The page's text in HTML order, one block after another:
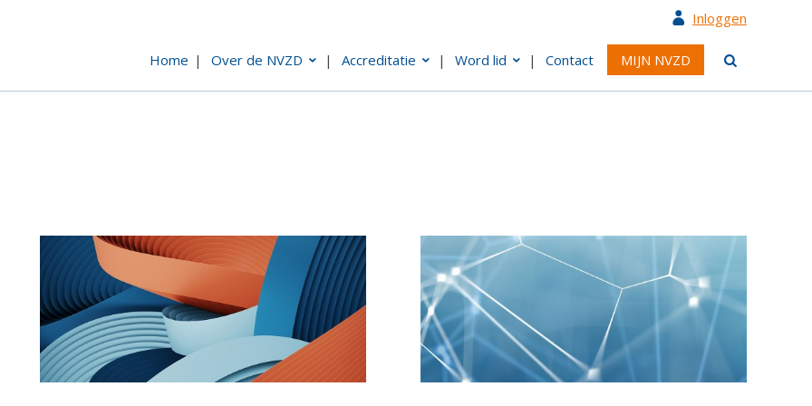
Inloggen
Home Over de NVZD Accreditatie Word lid Contact MIJN NVZD